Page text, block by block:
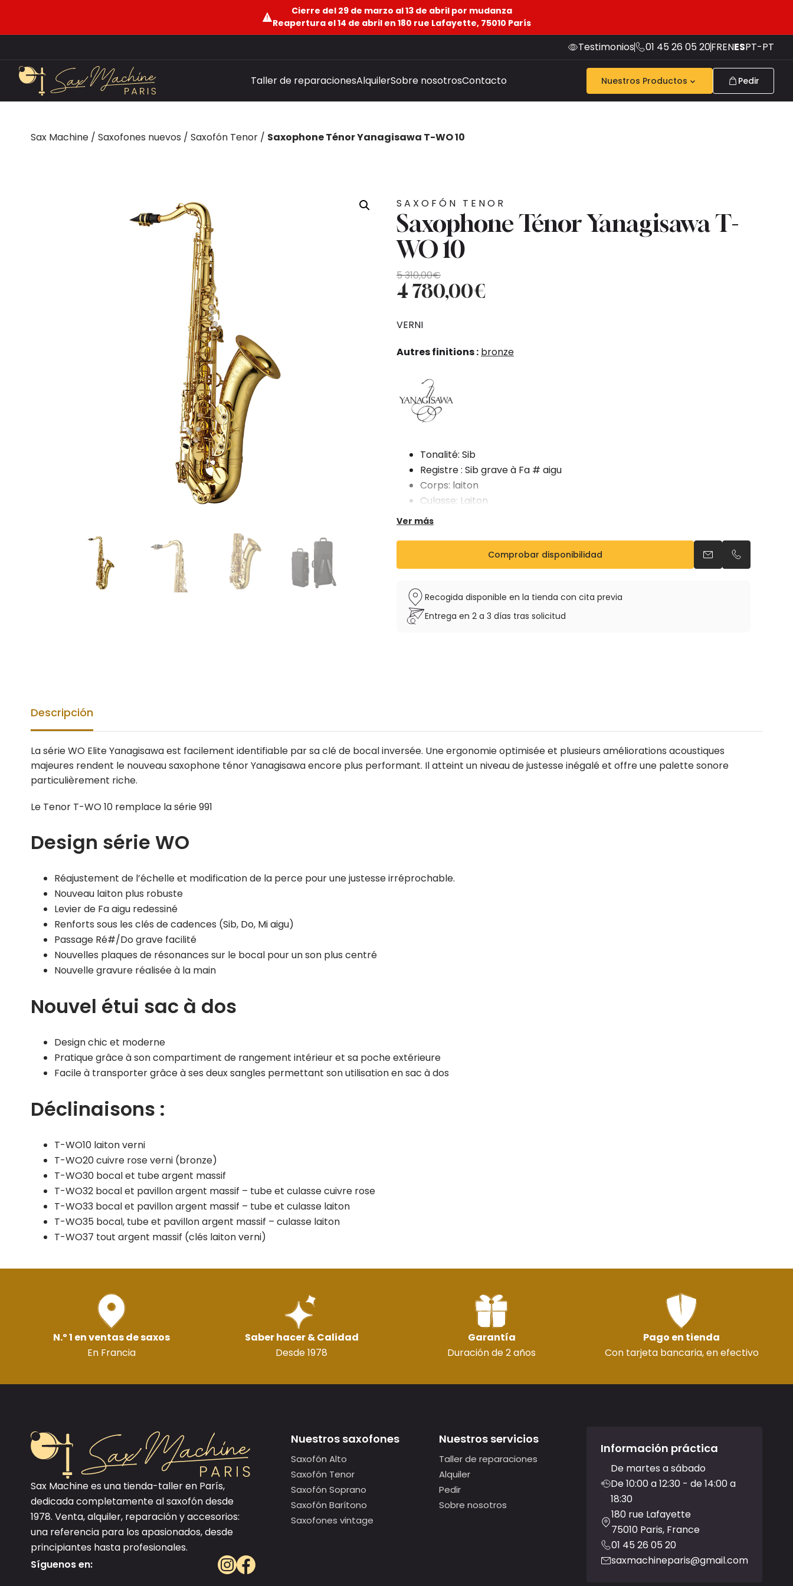
Cierre del 29 de marzo al 13 de abril por mudanza
Reapertura el 14 de abril en 180 rue Lafayette, 75010 París
Testimonios 01 45 26 05 20FRENESPT-PT
Taller de reparacionesAlquilerSobre nosotrosContacto Nuestros Productos Pedir
Sax Machine / Saxofones nuevos / Saxofón Tenor / Saxophone Ténor Yanagisawa T-WO 10
SAXOFÓN TENOR
Saxophone Ténor Yanagisawa T-
WO 10
5 310,00€
El
precio
era:
310,00€.
4 780,00€
El
precio
es:
780,00€.
VERNI
Autres finitions : bronze
Tonalité: Sib
Registre : Sib grave à Fa # aigu
Corps: laiton
Culasse: Laiton
Pavillon: laiton
Ver más
Comprobar disponibilidad Enviar un email
Llamar por
Recogida disponible en la tienda con cita previa
Entrega en 2 a 3 días tras solicitud
Descripción
La série WO Elite Yanagisawa est facilement identifiable par sa clé de bocal inversée. Une ergonomie optimisée et plusieurs améliorations acoustiques
majeures rendent le nouveau saxophone ténor Yanagisawa encore plus performant. Il atteint un niveau de justesse inégalé et offre une palette sonore
particulièrement riche.
Le Tenor T-WO 10 remplace la série 991
Design série WO
Réajustement de l’échelle et modification de la perce pour une justesse irréprochable.
Nouveau laiton plus robuste
Levier de Fa aigu redessiné
Renforts sous les clés de cadences (Sib, Do, Mi aigu)
Passage Ré#/Do grave facilité
Nouvelles plaques de résonances sur le bocal pour un son plus centré
Nouvelle gravure réalisée à la main
Nouvel étui sac à dos
Design chic et moderne
Pratique grâce à son compartiment de rangement intérieur et sa poche extérieure
Facile à transporter grâce à ses deux sangles permettant son utilisation en sac à dos
Déclinaisons :
T-WO10 laiton verni
T-WO20 cuivre rose verni (bronze)
T-WO30 bocal et tube argent massif
T-WO32 bocal et pavillon argent massif – tube et culasse cuivre rose
T-WO33 bocal et pavillon argent massif – tube et culasse laiton
T-WO35 bocal, tube et pavillon argent massif – culasse laiton
T-WO37 tout argent massif (clés laiton verni)
N.º 1 en ventas de saxos
En Francia
Saber hacer & Calidad
Desde 1978
Garantía
Duración de 2 años
Pago en tienda
Con tarjeta bancaria, en efectivo
Sax Machine es una tienda-taller en París,
dedicada completamente al saxofón desde
1978. Venta, alquiler, reparación y accesorios:
una referencia para los apasionados, desde
principiantes hasta profesionales.
Síguenos en:
Nuestros saxofones
Saxofón Alto
Saxofón Tenor
Saxofón Soprano
Saxofón Barítono
Saxofones vintage
Nuestros servicios
Taller de reparaciones
Alquiler
Pedir
Sobre nosotros
Información práctica
De martes a sábado
De 10:00 a 12:30 - de 14:00 a
18:30
180 rue Lafayette
75010 Paris, France
01 45 26 05 20
saxmachineparis@gmail.com